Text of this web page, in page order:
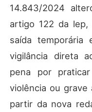
14.843/2024
artigo 122 da lep,
saída
vigilância direta
pena por
violência ou grave
partir da nova